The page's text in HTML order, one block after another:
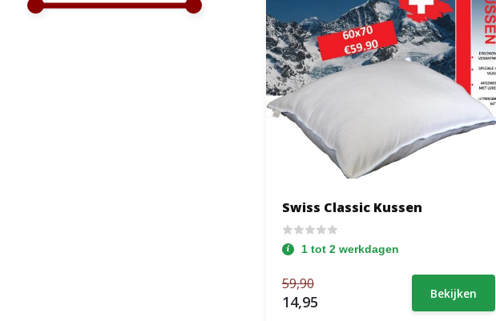
Swiss Classic Kussen
1 tot 2 werkdagen
59,90
14,95 Bekijken